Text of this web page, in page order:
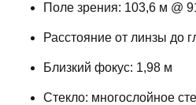
Поле зрения: 103,6 м @
Расстояние от линзы до
Близкий фокус: 1,98 м
Стекло: многослойное